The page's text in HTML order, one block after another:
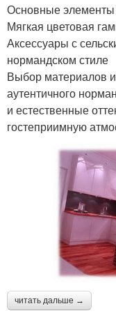
Основные
Мягкая цветовая
Аксессуары с
нормандском стиле
Выбор материалов
аутентичного
и естественные
гостеприимную
читать дальше →